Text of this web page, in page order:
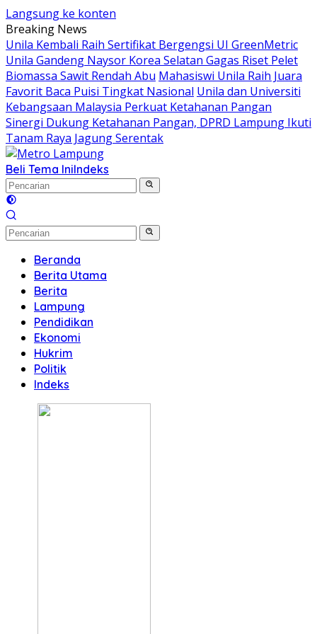
Langsung ke konten
Breaking News
Unila Kembali Raih Sertifikat Bergengsi UI GreenMetric
Unila Gandeng Naysor Korea Selatan Gagas Riset Pelet
Biomassa Sawit Rendah Abu Mahasiswi Unila Raih Juara
Favorit Baca Puisi Tingkat Nasional Unila dan Universiti
Kebangsaan Malaysia Perkuat Ketahanan Pangan
Sinergi Dukung Ketahanan Pangan, DPRD Lampung Ikuti
Tanam Raya Jagung Serentak
Beli Tema IniIndeks
Beranda
Berita Utama
Berita
Lampung
Pendidikan
Ekonomi
Hukrim
Politik
Indeks